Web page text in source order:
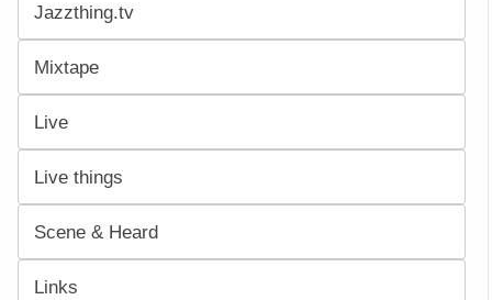
Jazzthing.tv
Mixtape
Live
Live things
Scene & Heard
Links